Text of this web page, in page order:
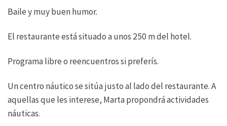
Baile y muy buen humor.
El restaurante está situado a unos 250 m del hotel.
Programa libre o reencuentros si preferís.
Un centro náutico se sitúa justo al lado del restaurante. A
aquellas que les interese, Marta propondrá actividades
náuticas.